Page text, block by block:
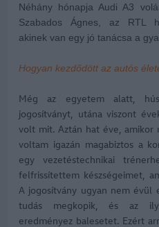
Néhány hónapja Audi A3
Szabados Ágnes, az RTL
akinek van egy jó tanácsa a
Hogyan kezdődött az autós
Még az egyetem alatt,
jogosítványt, utána viszont
volt mit. Aztán hat éve, amikor
voltam igazán magabiztos a
egy vezetéstechnikai
felfrissítettem készségeimet,
A jogosítvány ugyan nem évül
tudás megkopik, és az
eredményez balesetet. Ezért